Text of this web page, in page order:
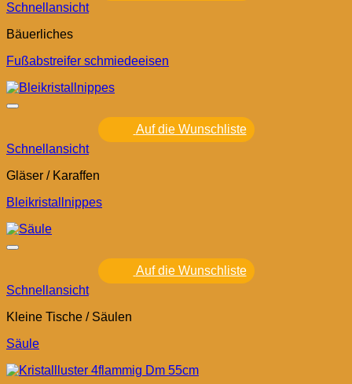
Schnellansicht
Bäuerliches
Fußabstreifer schmiedeeisen
Auf die Wunschliste
Schnellansicht
Gläser / Karaffen
Bleikristallnippes
Auf die Wunschliste
Schnellansicht
Kleine Tische / Säulen
Säule